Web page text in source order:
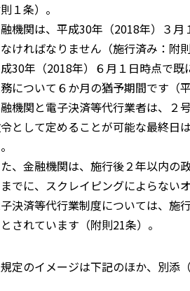
則１条）。
機関は、平成30年（2018年）３月
ければなりません（施行済み：附則
30年（2018年）６月１日時点で既
について６か月の猶予期間です（
機関と電子決済等代行業者は、２
令として定めることが可能な最終
、金融機関は、施行後２年以内の
でに、スクレイピングによらない
決済等代行業制度については、施
されています（附則21条）。
定のイメージは下記のほか、別添